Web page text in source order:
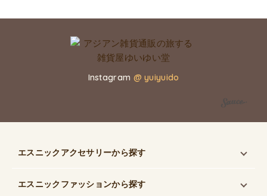
Instagram @ yuiyuido
エスニックアクセサリーから探す
エスニックファッションから探す